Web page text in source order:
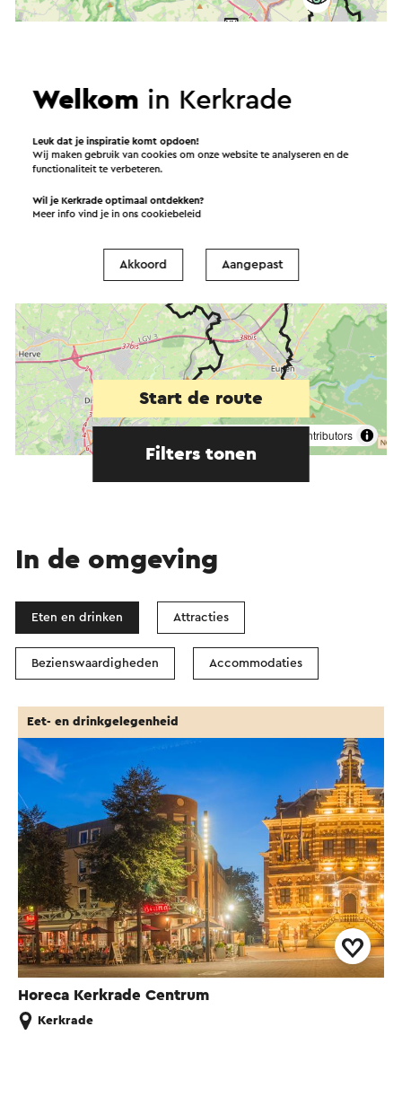
contributors
Start de route
Filters tonen
In de omgeving
Eten en drinken Attracties
Bezienswaardigheden Accommodaties
Horeca Kerkrade Centrum
Eet- en drinkgelegenheid
Kerkrade
Welkom in Kerkrade
Leuk dat je inspiratie komt opdoen!
Wij maken gebruik van cookies om onze website te analyseren en de
functionaliteit te verbeteren.
Wil je Kerkrade optimaal ontdekken?
Meer info vind je in onscookiebeleid
Akkoord Aangepast